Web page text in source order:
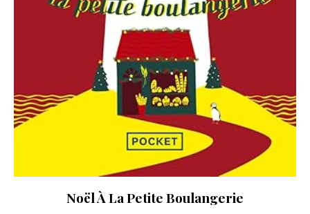
Noël À La Petite Boulangerie